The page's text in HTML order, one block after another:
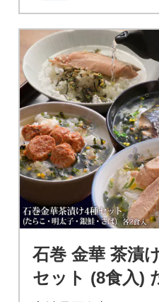
石巻 金華 茶漬
セット (8食入)